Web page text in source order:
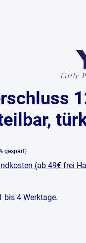
gespart)
(ab 49€ frei
bis 4 Werktage.